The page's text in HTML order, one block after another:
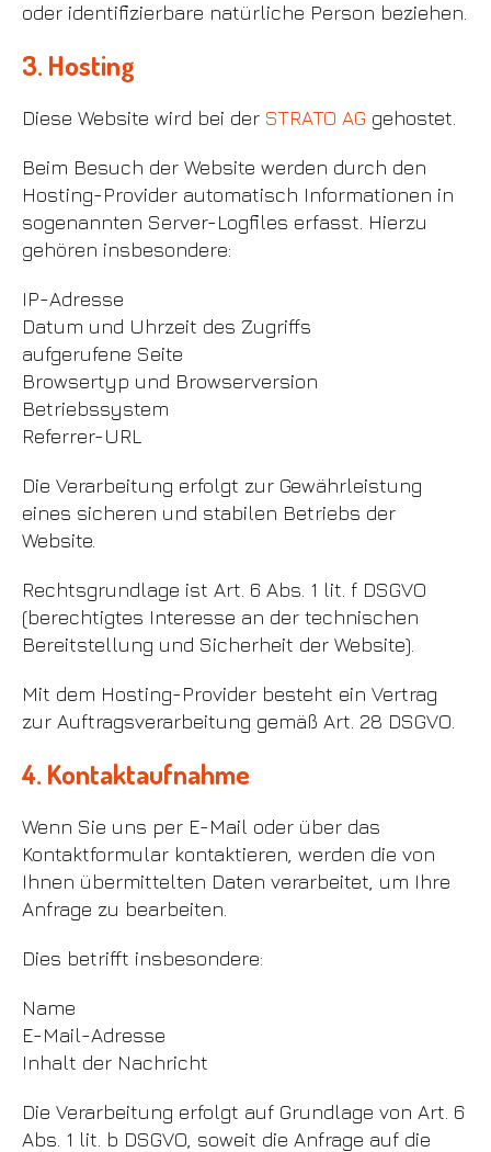
oder identifizierbare natürliche Person beziehen.
3. Hosting
Diese Website wird bei der STRATO AG gehostet.
Beim Besuch der Website werden durch den
Hosting-Provider automatisch Informationen in
sogenannten Server-Logfiles erfasst. Hierzu
gehören insbesondere:
IP-Adresse
Datum und Uhrzeit des Zugriffs
aufgerufene Seite
Browsertyp und Browserversion
Betriebssystem
Referrer-URL
Die Verarbeitung erfolgt zur Gewährleistung
eines sicheren und stabilen Betriebs der
Website.
Rechtsgrundlage ist Art. 6 Abs. 1 lit. f DSGVO
(berechtigtes Interesse an der technischen
Bereitstellung und Sicherheit der Website).
Mit dem Hosting-Provider besteht ein Vertrag
zur Auftragsverarbeitung gemäß Art. 28 DSGVO.
4. Kontaktaufnahme
Wenn Sie uns per E-Mail oder über das
Kontaktformular kontaktieren, werden die von
Ihnen übermittelten Daten verarbeitet, um Ihre
Anfrage zu bearbeiten.
Dies betrifft insbesondere:
Name
E-Mail-Adresse
Inhalt der Nachricht
Die Verarbeitung erfolgt auf Grundlage von Art. 6
Abs. 1 lit. b DSGVO, soweit die Anfrage auf die